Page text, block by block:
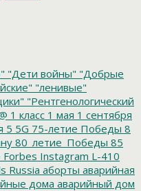
"Дети войны" "Добрые
"ленивые"
"Рентгенологический
1 класс 1 мая 1 сентября
5 5G 75-летие Победы 8
80_летие_Победы 85
Forbes Instagram L-410
Russia аборты аварийная
дома аварийный дом